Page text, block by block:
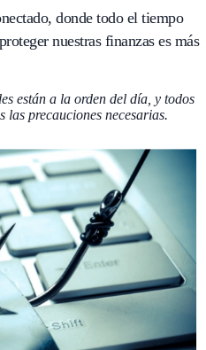
donde todo el tiempo
nuestras finanzas es más
están a la orden del día, y todos
las precauciones necesarias.